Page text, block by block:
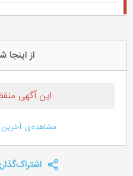
از اینجا
این آگهی
مشاهده‌ی